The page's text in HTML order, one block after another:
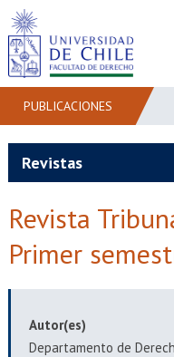
PUBLICACIONES
Revistas
Revista
Primer
Autor(es)
Departamento de